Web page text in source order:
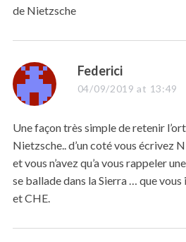
de Nietzsche
s
a
s
:
Federici
04/09/2019 at 13:49
Une façon très simple de retenir
Nietzsche.. d’un coté vous écrivez
et vous n’avez qu’a vous rappeler
se ballade dans la Sierra … que
et CHE.